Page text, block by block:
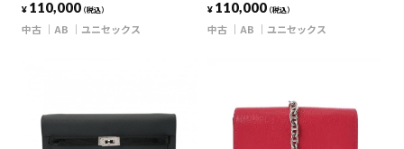
¥ 110,000（税込）
中古 AB ユニセックス
¥ 110,000（税込）
中古 AB ユニセックス